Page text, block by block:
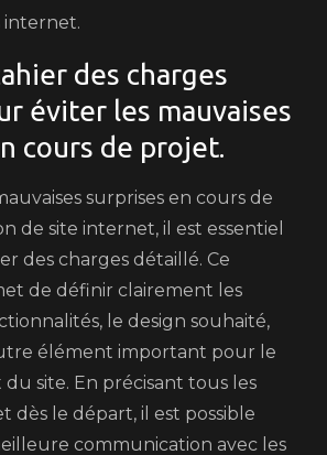
internet.
des charges
éviter les mauvaises
cours de projet.
surprises en cours de
de site internet, il est essentiel
des charges détaillé. Ce
de définir clairement les
le design souhaité,
élément important pour le
site. En précisant tous les
dès le départ, il est possible
communication avec les